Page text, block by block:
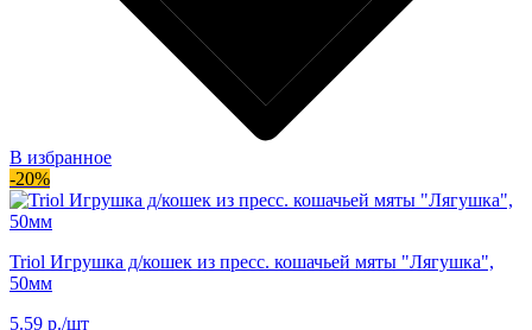
В избранное
-20%
Triol Игрушка д/кошек из пресс. кошачьей мяты "Лягушка",
50мм
5.59 р./шт